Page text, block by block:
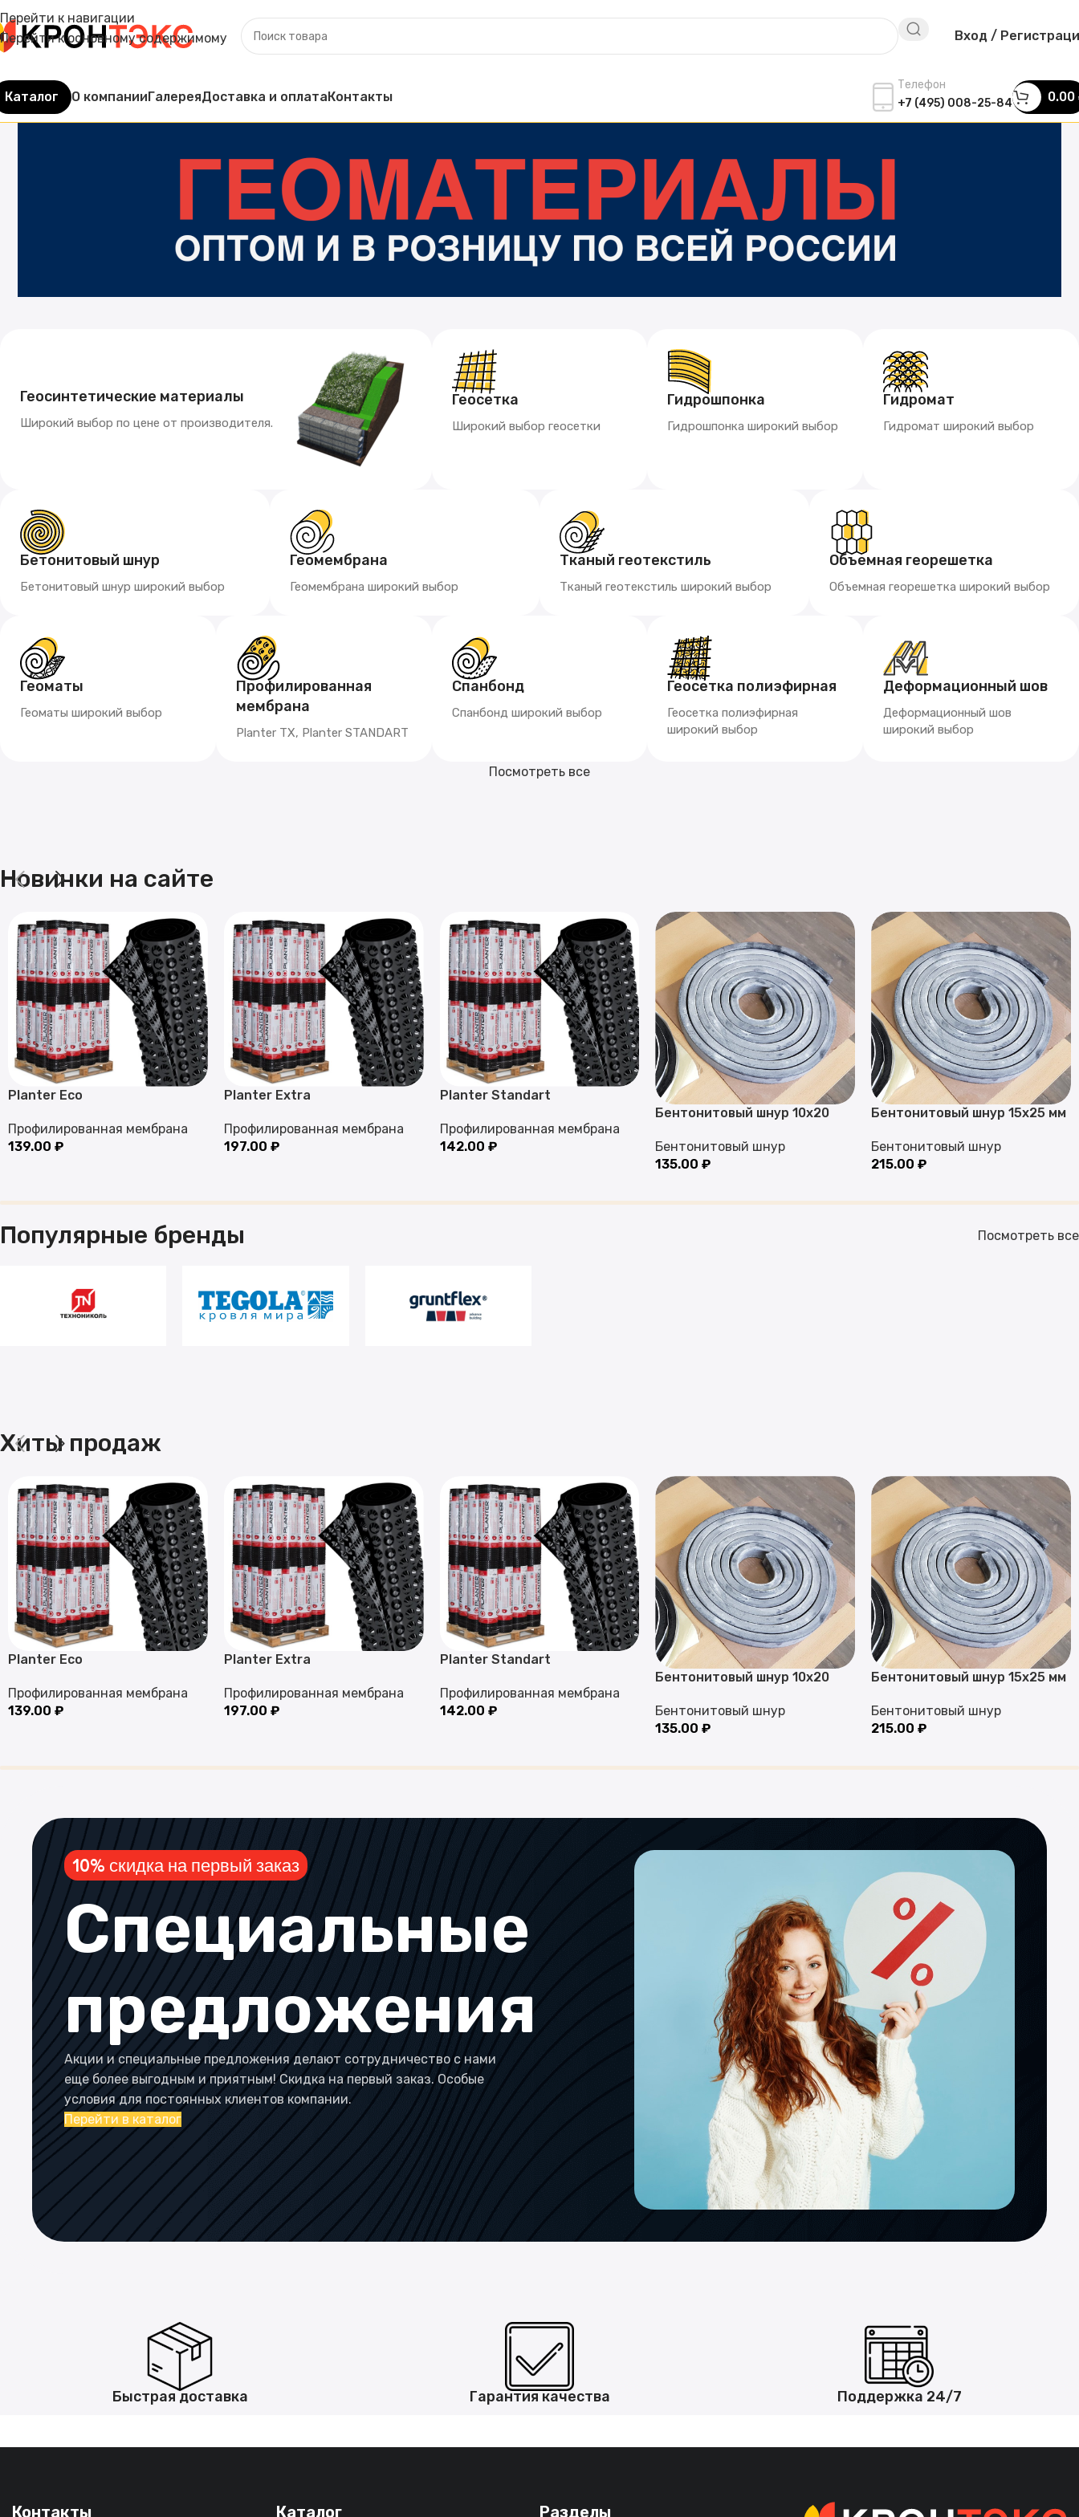
Перейти к навигации
Перейти к основному содержимому
Вход /
Каталог О компанииГалереяДоставка и оплатаКонтакты
Телефон
+7 (495) 008-25-84
0.00
Геосинтетические материалы
Широкий выбор по цене от производителя.
Геосетка
Широкий выбор геосетки
Гидрошпонка
Гидрошпонка широкий выбор
Гидромат
Гидромат широкий выбор
Бетонитовый шнур
Бетонитовый шнур широкий выбор
Геомембрана
Геомембрана широкий выбор
Тканый геотекстиль
Тканый геотекстиль широкий выбор
Объемная георешетка
Объемная георешетка широкий выбор
Геоматы
Геоматы широкий выбор
Профилированная
мембрана
Planter TX, Planter STANDART
Спанбонд
Спанбонд широкий выбор
Геосетка полиэфирная
Геосетка полиэфирная
широкий выбор
Деформационный шов
Деформационный шов
широкий выбор
Посмотреть все
Новинки на сайте
Planter Eco
Профилированная мембрана
139.00 ₽
Planter Extra
Профилированная мембрана
197.00 ₽
Planter Standart
Профилированная мембрана
142.00 ₽
Бентонитовый шнур 10х20
Бентонитовый шнур
135.00₽
Бентонитовый шнур 15х25 мм
Бентонитовый шнур
215.00₽
Популярные бренды Посмотреть все
Хиты продаж
Planter Eco
Профилированная мембрана
139.00 ₽
Planter Extra
Профилированная мембрана
197.00 ₽
Planter Standart
Профилированная мембрана
142.00 ₽
Бентонитовый шнур 10х20
Бентонитовый шнур
135.00₽
Бентонитовый шнур 15х25 мм
Бентонитовый шнур
215.00₽
10% скидка на первый заказ
Специальные
предложения
Акции и специальные предложения делают сотрудничество с нами
еще более выгодным и приятным! Скидка на первый заказ. Особые
условия для постоянных клиентов компании.
Перейти в каталог
Быстрая доставка Гарантия качества Поддержка 24/7
Контакты Каталог Разделы